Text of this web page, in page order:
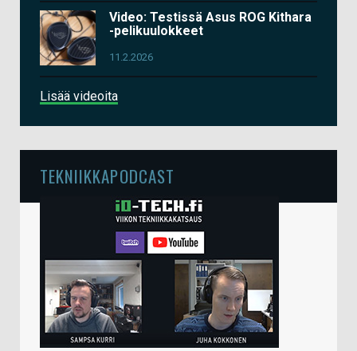
Video: Testissä Asus ROG Kithara
-pelikuulokkeet
11.2.2026
Lisää videoita
TEKNIIKKAPODCAST